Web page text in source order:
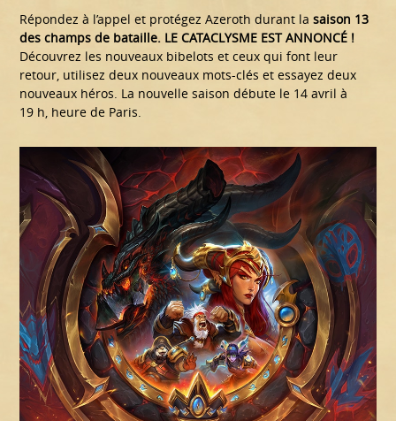
Répondez à l’appel et protégez Azeroth durant lasaison 13
des champs de bataille. LE CATACLYSME EST ANNONCÉ !
Découvrez les nouveaux bibelots et ceux qui font leur
retour, utilisez deux nouveaux mots-clés et essayez deux
nouveaux héros. La nouvelle saison débute le 14 avril à
19 h, heure de Paris.